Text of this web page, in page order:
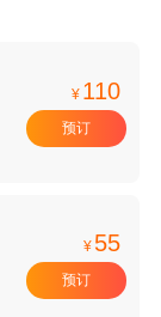
¥ 110
预订
¥ 55
预订